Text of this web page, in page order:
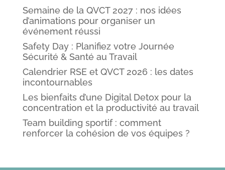
Semaine de la QVCT 2027 : nos idées
d’animations pour organiser un
événement réussi
Safety Day : Planifiez votre Journée
Sécurité & Santé au Travail
Calendrier RSE et QVCT 2026 : les dates
incontournables
Les bienfaits d’une Digital Detox pour la
concentration et la productivité au travail
Team building sportif : comment
renforcer la cohésion de vos équipes ?